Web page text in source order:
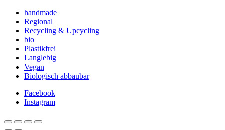
handmade
Regional
Recycling & Upcycling
bio
Plastikfrei
Langlebig
Vegan
Biologisch abbaubar
Facebook
Instagram